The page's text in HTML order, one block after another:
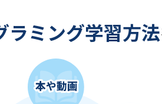
ラミング学習方法